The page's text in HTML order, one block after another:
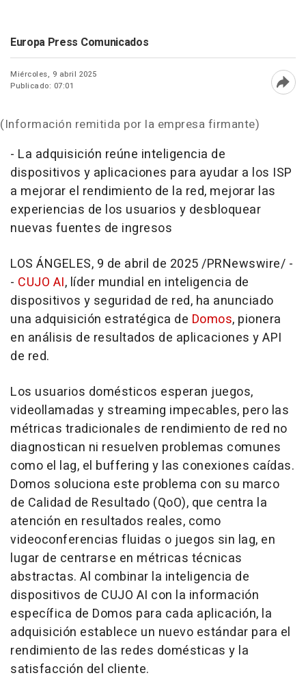
Europa Press Comunicados
Miércoles, 9 abril 2025
Publicado: 07:01
(Información remitida por la empresa firmante)
- La adquisición reúne inteligencia de
dispositivos y aplicaciones para ayudar a los ISP
a mejorar el rendimiento de la red, mejorar las
experiencias de los usuarios y desbloquear
nuevas fuentes de ingresos
LOS ÁNGELES, 9 de abril de 2025/PRNewswire/ -
- CUJO AI, líder mundial en inteligencia de
dispositivos y seguridad de red, ha anunciado
una adquisición estratégica de Domos, pionera
en análisis de resultados de aplicaciones yAPI
de red.
Los usuarios domésticos esperan juegos,
videollamadas y streaming impecables, pero las
métricas tradicionales de rendimiento de red no
diagnostican ni resuelven problemas comunes
como el lag, el buffering y las conexiones caídas.
Domos soluciona este problema con su marco
de Calidad de Resultado (QoO), que centra la
atención en resultados reales, como
videoconferencias fluidas o juegos sin lag, en
lugar de centrarse en métricas técnicas
abstractas. Al combinar la inteligencia de
dispositivos de CUJO AI con la información
específica de Domos para cada aplicación, la
adquisición establece un nuevo estándar para el
rendimiento de las redes domésticas y la
satisfacción del cliente.